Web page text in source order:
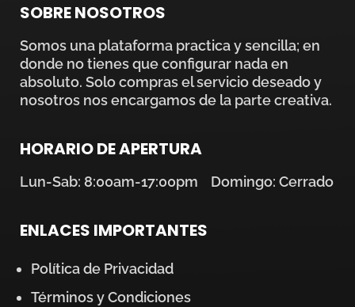
SOBRE NOSOTROS
Somos una plataforma practica y sencilla; en
donde no tienes que configurar nada en
absoluto. Solo compras el servicio deseado y
nosotros nos encargamos de la parte creativa.
HORARIO DE APERTURA
Lun-Sab: 8:00am-17:00pm Domingo: Cerrado
ENLACES IMPORTANTES
Política de Privacidad
Términos y Condiciones